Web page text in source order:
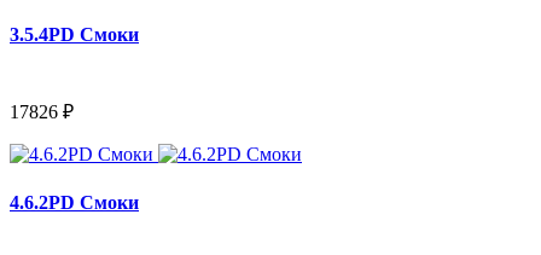
3.5.4PD Смоки
17826 ₽
4.6.2PD Смоки